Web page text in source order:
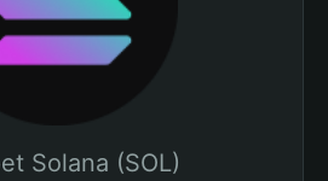
Solana (SOL)